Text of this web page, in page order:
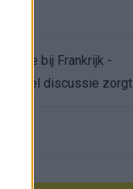
bij Frankrijk -
zoveel discussie zorgt